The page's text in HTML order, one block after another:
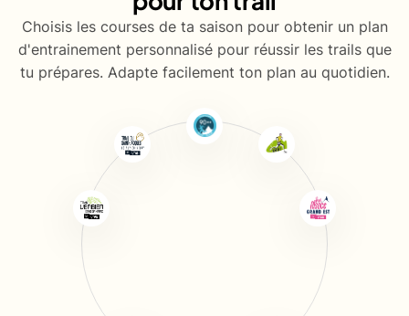
Choisis les courses de ta saison pour obtenir un plan
d'entrainement personnalisé pour réussir les trails que
tu prépares. Adapte facilement ton plan au quotidien.